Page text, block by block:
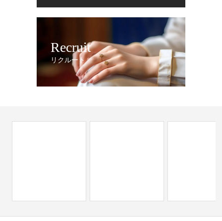
Recruit
リクルート